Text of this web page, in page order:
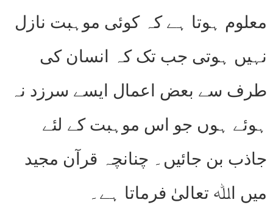
معلوم ہوتا ہے کہ کوئی موہبت نازل
نہیں ہوتی جب تک کہ انسان کی
طرف سے بعض اعمال ایسے سرزد نہ
ہوئے ہوں جو اس موہبت کے لئے
جاذب بن جائیں۔ چنانچہ قرآن مجید
میں اﷲ تعالیٰ فرماتا ہے۔